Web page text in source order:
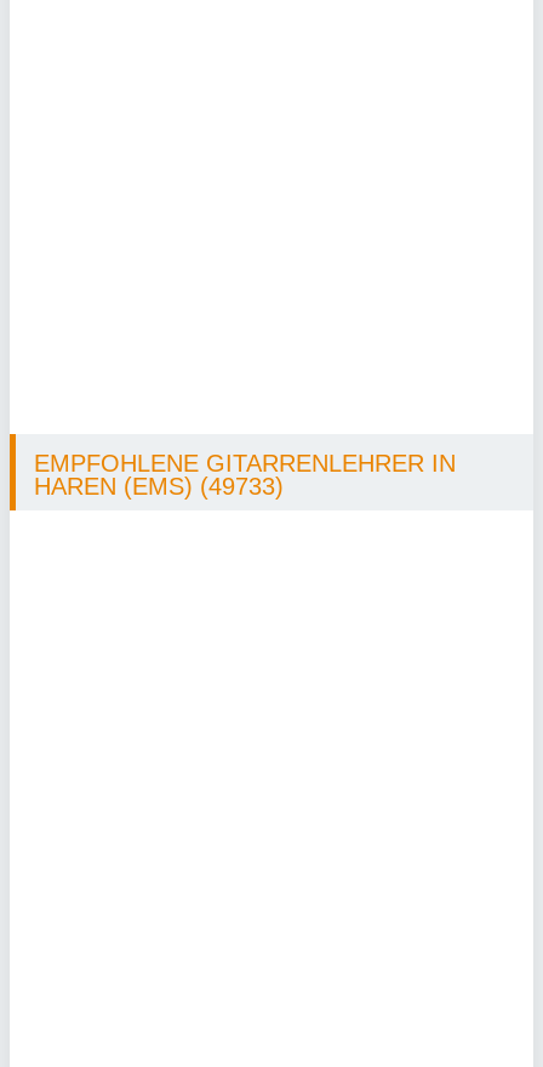
EMPFOHLENE GITARRENLEHRER IN
HAREN (EMS) (49733)